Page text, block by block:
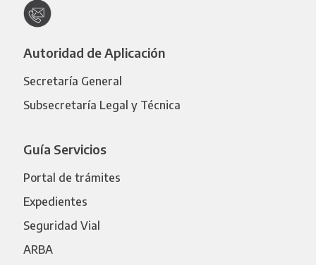
Autoridad de Aplicación
Secretaría General
Subsecretaría Legal y Técnica
Guía Servicios
Portal de trámites
Expedientes
Seguridad Vial
ARBA